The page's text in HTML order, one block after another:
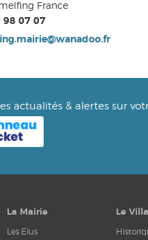
France
98 07 07
actualités & alertes sur
La Mairie
Les Elus
Le